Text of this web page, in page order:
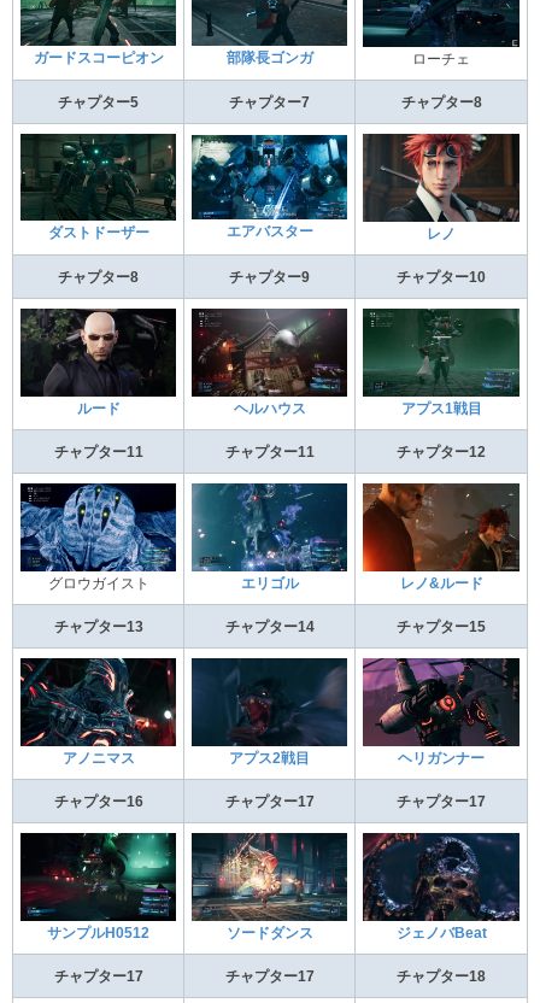
ガードスコーピオン 部隊長ゴンガ ローチェ
チャプター5 チャプター7 チャプター8
ダストドーザー エアバスター レノ
チャプター8 チャプター9 チャプター10
ルード ヘルハウス アプス1戦目
チャプター11 チャプター11 チャプター12
グロウガイスト エリゴル レノ&ルード
チャプター13 チャプター14 チャプター15
アノニマス アプス2戦目 ヘリガンナー
チャプター16 チャプター17 チャプター17
サンプルH0512 ソードダンス ジェノバBeat
チャプター17 チャプター17 チャプター18